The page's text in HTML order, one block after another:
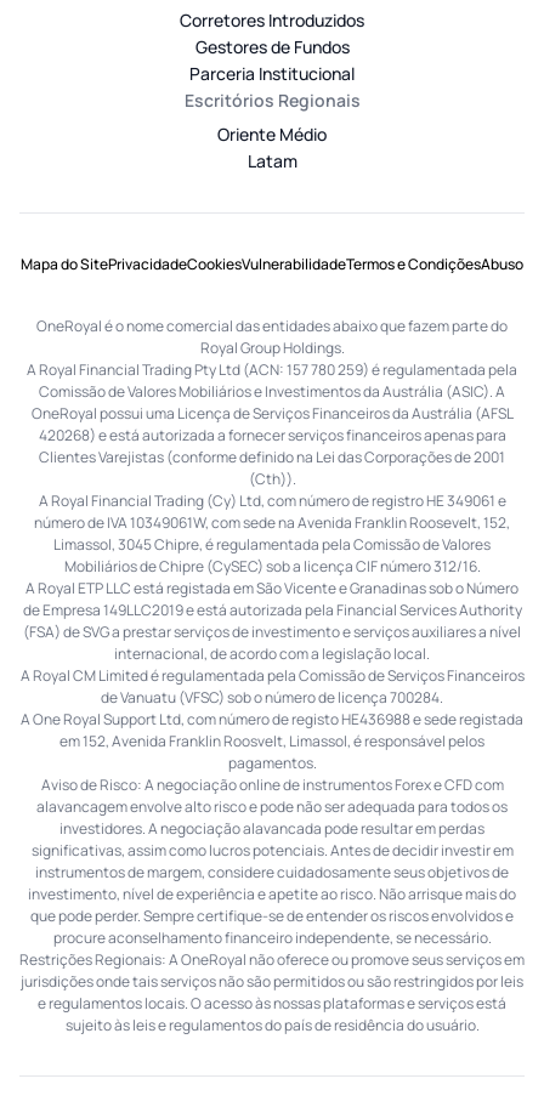
Corretores Introduzidos
Gestores de Fundos
Parceria Institucional
Escritórios Regionais
Oriente Médio
Latam
Mapa do SitePrivacidadeCookiesVulnerabilidadeTermos e CondiçõesAbuso
OneRoyal é o nome comercial das entidades abaixo que fazem parte do
Royal Group Holdings.
A Royal Financial Trading Pty Ltd (ACN: 157 780 259) é regulamentada pela
Comissão de Valores Mobiliários e Investimentos da Austrália (ASIC). A
OneRoyal possui uma Licença de Serviços Financeiros da Austrália (AFSL
420268) e está autorizada a fornecer serviços financeiros apenas para
Clientes Varejistas (conforme definido na Lei das Corporações de 2001
(Cth)).
A Royal Financial Trading (Cy) Ltd, com número de registro HE 349061 e
número de IVA 10349061W, com sede na Avenida Franklin Roosevelt, 152,
Limassol, 3045 Chipre, é regulamentada pela Comissão de Valores
Mobiliários de Chipre (CySEC) sob a licença CIF número 312/16.
A Royal ETP LLC está registada em São Vicente e Granadinas sob o Número
de Empresa 149LLC2019 e está autorizada pela Financial Services Authority
(FSA) de SVG a prestar serviços de investimento e serviços auxiliares a nível
internacional, de acordo com a legislação local.
A Royal CM Limited é regulamentada pela Comissão de Serviços Financeiros
de Vanuatu (VFSC) sob o número de licença 700284.
A One Royal Support Ltd, com número de registo HE436988 e sede registada
em 152, Avenida Franklin Roosvelt, Limassol, é responsável pelos
pagamentos.
Aviso de Risco: A negociação online de instrumentos Forex e CFD com
alavancagem envolve alto risco e pode não ser adequada para todos os
investidores. A negociação alavancada pode resultar em perdas
significativas, assim como lucros potenciais. Antes de decidir investir em
instrumentos de margem, considere cuidadosamente seus objetivos de
investimento, nível de experiência e apetite ao risco. Não arrisque mais do
que pode perder. Sempre certifique-se de entender os riscos envolvidos e
procure aconselhamento financeiro independente, se necessário.
Restrições Regionais: A OneRoyal não oferece ou promove seus serviços em
jurisdições onde tais serviços não são permitidos ou são restringidos por leis
e regulamentos locais. O acesso às nossas plataformas e serviços está
sujeito às leis e regulamentos do país de residência do usuário.